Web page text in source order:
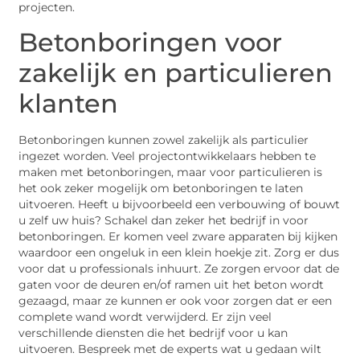
projecten.
Betonboringen voor
zakelijk en particulieren
klanten
Betonboringen kunnen zowel zakelijk als particulier
ingezet worden. Veel projectontwikkelaars hebben te
maken met betonboringen, maar voor particulieren is
het ook zeker mogelijk om betonboringen te laten
uitvoeren. Heeft u bijvoorbeeld een verbouwing of bouwt
u zelf uw huis? Schakel dan zeker het bedrijf in voor
betonboringen. Er komen veel zware apparaten bij kijken
waardoor een ongeluk in een klein hoekje zit. Zorg er dus
voor dat u professionals inhuurt. Ze zorgen ervoor dat de
gaten voor de deuren en/of ramen uit het beton wordt
gezaagd, maar ze kunnen er ook voor zorgen dat er een
complete wand wordt verwijderd. Er zijn veel
verschillende diensten die het bedrijf voor u kan
uitvoeren. Bespreek met de experts wat u gedaan wilt